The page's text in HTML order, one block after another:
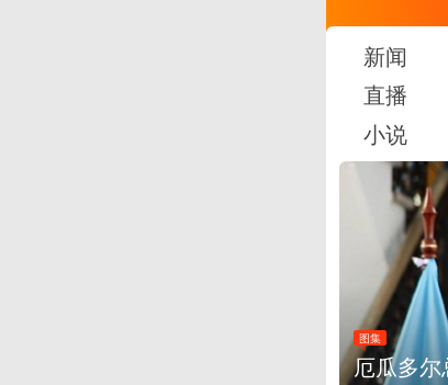
新闻
直播
小说